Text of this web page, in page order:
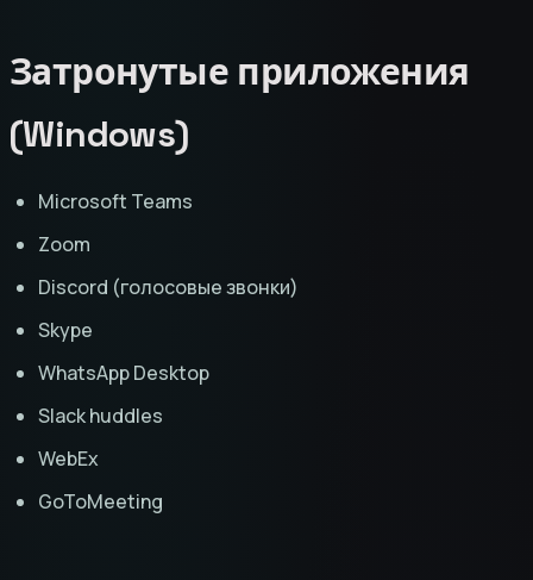
Затронутые приложения
(Windows)
Microsoft Teams
Zoom
Discord (голосовые звонки)
Skype
WhatsApp Desktop
Slack huddles
WebEx
GoToMeeting